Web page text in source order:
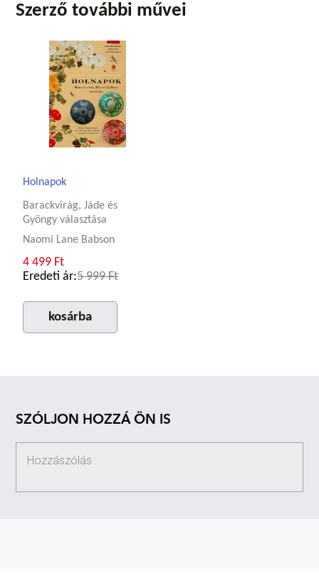
Szerző további művei
Holnapok
Barackvirág, Jáde és
Gyöngy választása
Naomi Lane Babson
4 499 Ft
Eredeti ár:5 999 Ft
kosárba
SZÓLJON HOZZÁ ÖN IS